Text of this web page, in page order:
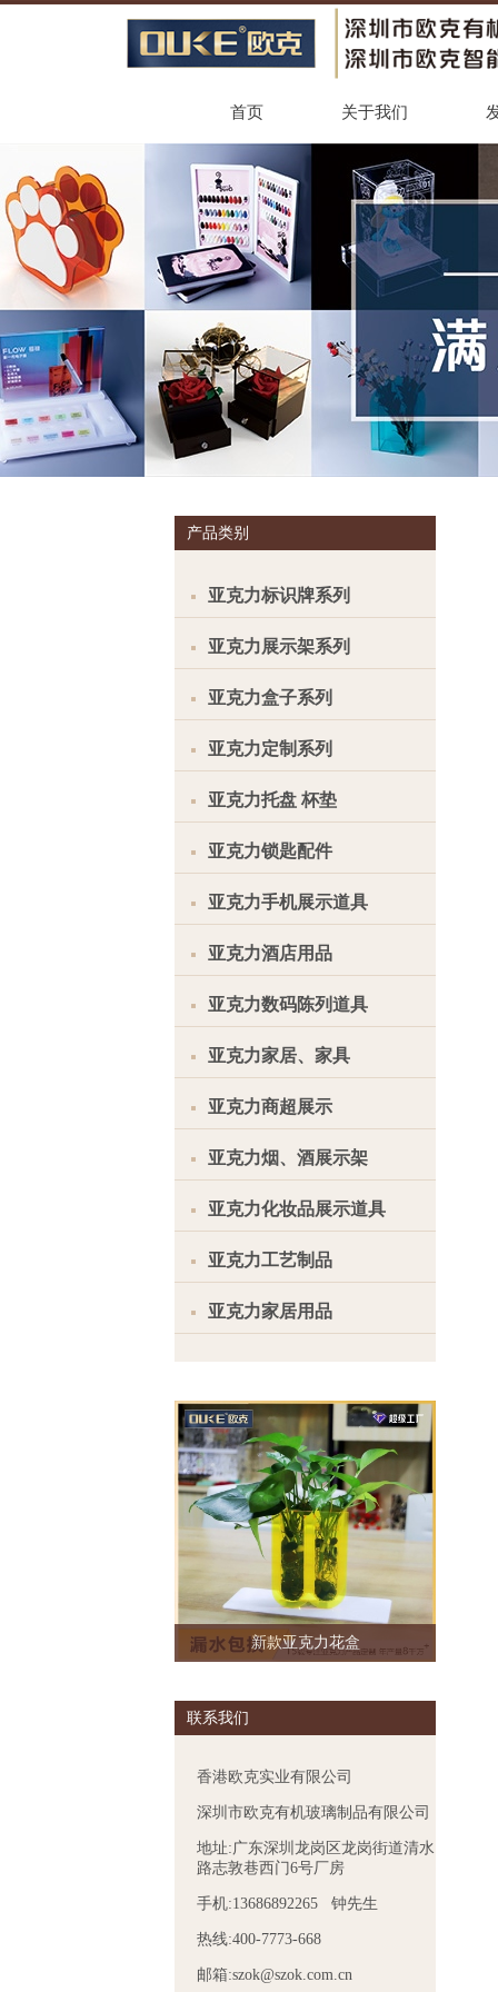
首页 关于我们
产品类别
亚克力标识牌系列
亚克力展示架系列
亚克力盒子系列
亚克力定制系列
亚克力托盘 杯垫
亚克力锁匙配件
亚克力手机展示道具
亚克力酒店用品
亚克力数码陈列道具
亚克力家居、家具
亚克力商超展示
亚克力烟、酒展示架
亚克力化妆品展示道具
亚克力工艺制品
亚克力家居用品
新款亚克力花盒
联系我们
香港欧克实业有限公司
深圳市欧克有机玻璃制品有限公司
地址:广东深圳龙岗区龙岗街道清水
路志敦巷西门6号厂房
手机:13686892265 钟先生
热线:400-7773-668
邮箱:szok@szok.com.cn